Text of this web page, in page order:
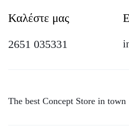
Καλέστε μας
2651 035331
The best Concept Store in town